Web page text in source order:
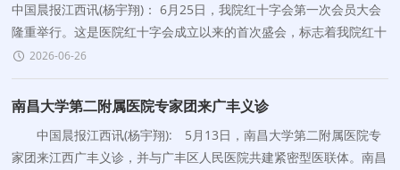
中国晨报江西讯(杨宇翔)： 6月25日，我院红十字会第一次会员大会
隆重举行。这是医院红十字会成立以来的首次盛会，标志着我院红十
字事业迈入规范化、组织化发展的新
2026-06-26
南昌大学第二附属医院专家团来广丰义诊
中国晨报江西讯(杨宇翔): 5月13日，南昌大学第二附属医院专
家团来江西广丰义诊，并与广丰区人民医院共建紧密型医联体。南昌